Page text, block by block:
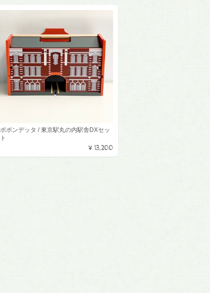
ポポンデッタ / 東京駅丸の内駅舎DXセッ
ト
¥13,200